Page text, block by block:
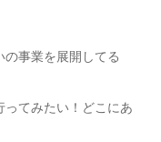
の事業を展開してる
ってみたい！どこにあ